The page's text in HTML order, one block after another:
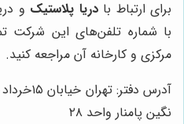
برای ارتباط بادریا پلاستیک و
با شماره تلفن‌های این شرکت
مرکزی و کارخانه آن مراجعه کنید.
نگین پامنار واحد ۲۸